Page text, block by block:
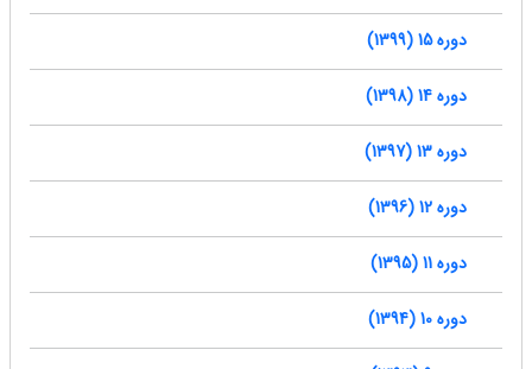
دوره 15 (1399)
دوره 14 (1398)
دوره 13 (1397)
دوره 12 (1396)
دوره 11 (1395)
دوره 10 (1394)